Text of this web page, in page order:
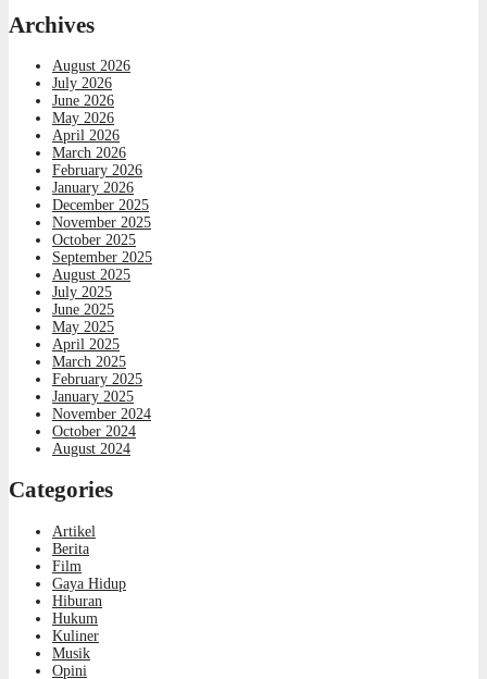
Archives
August 2026
July 2026
June 2026
May 2026
April 2026
March 2026
February 2026
January 2026
December 2025
November 2025
October 2025
September 2025
August 2025
July 2025
June 2025
May 2025
April 2025
March 2025
February 2025
January 2025
November 2024
October 2024
August 2024
Categories
Artikel
Berita
Film
Gaya Hidup
Hiburan
Hukum
Kuliner
Musik
Opini